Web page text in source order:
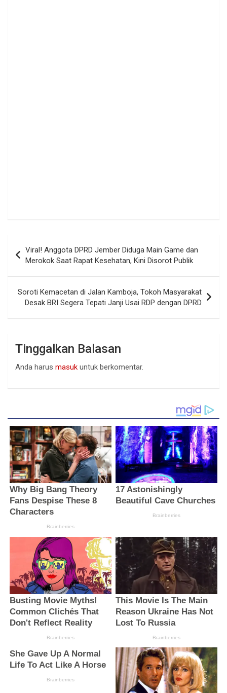
pos
Viral! Anggota DPRD Jember Diduga Main Game dan
Merokok Saat Rapat Kesehatan, Kini Disorot Publik
Soroti Kemacetan di Jalan Kamboja, Tokoh Masyarakat
Desak BRI Segera Tepati Janji Usai RDP dengan DPRD
Tinggalkan Balasan
Anda harus masuk untuk berkomentar.